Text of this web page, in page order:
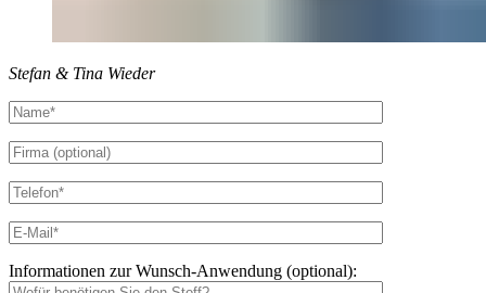
Stefan & Tina Wieder
Informationen zur Wunsch-Anwendung (optional):